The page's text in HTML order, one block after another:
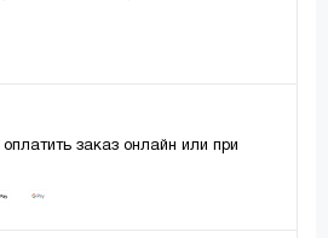
заказ онлайн или при